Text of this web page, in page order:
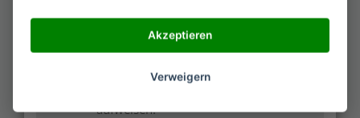
Um die Fotoausrüstung bestmöglich zu
schützen, sollte der Rucksack sehr gute
aufweisen.
Akzeptieren
Verweigern